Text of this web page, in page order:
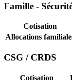
Famille -
Cotisation
Allocations
CSG / CRDS
Cotisation